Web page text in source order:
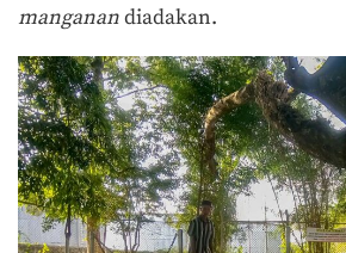
manganandiadakan.